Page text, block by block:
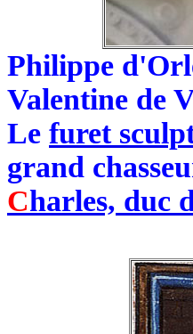
Philippe
Valentine de
Le furet
grand
Charles, duc